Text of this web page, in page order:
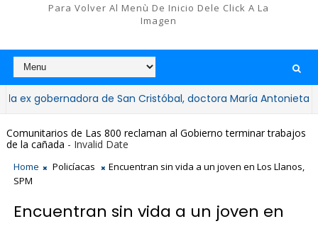
Para Volver Al Menù De Inicio Dele Click A La
Imagen
de San Cristóbal, doctora María Antonieta Bello
Comunitarios de Las 800 reclaman al Gobierno terminar trabajos
de la cañada - Invalid Date
Home Policíacas
Encuentran sin vida a un joven en Los Llanos,
SPM
Encuentran sin vida a un joven en